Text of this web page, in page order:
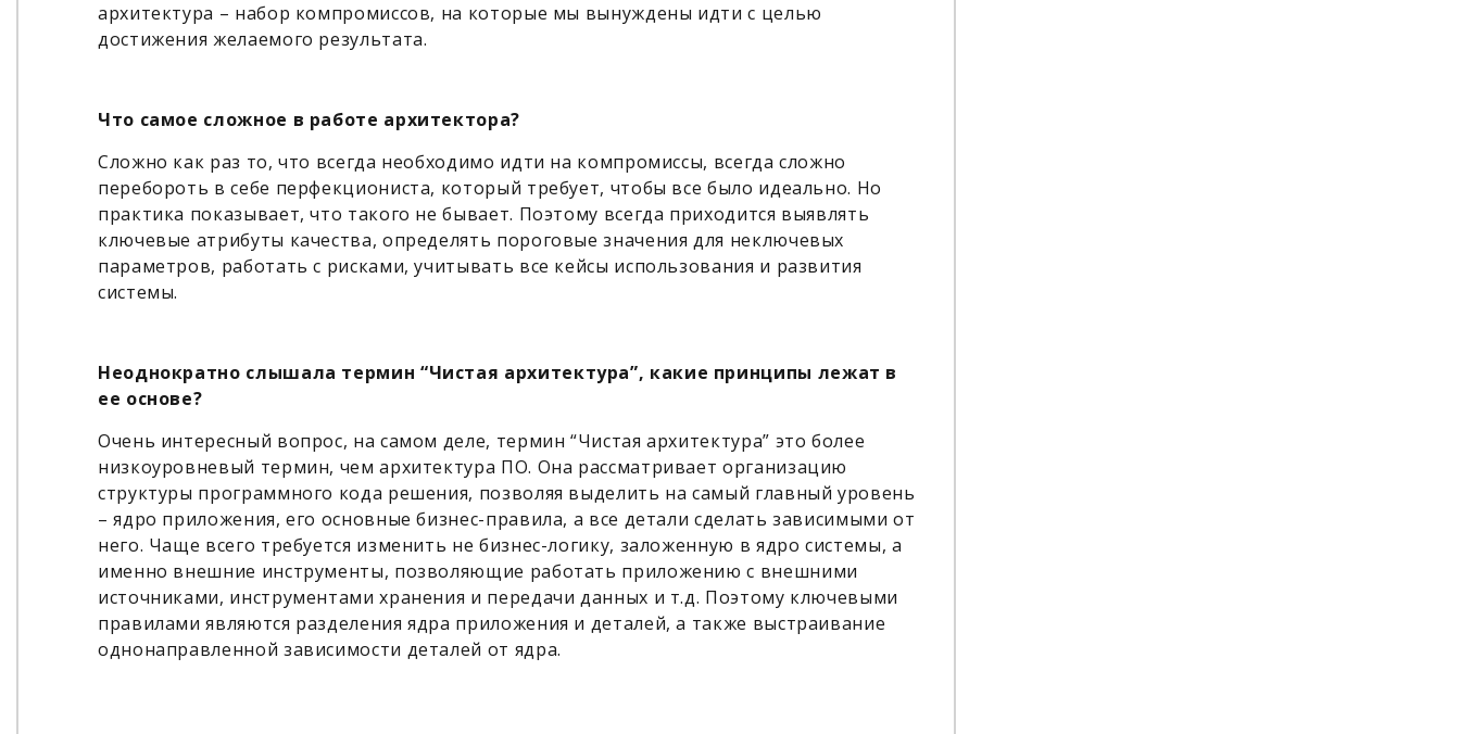
архитектура – набор компромиссов, на которые мы вынуждены идти с целью
достижения желаемого результата.
Что самое сложное в работе архитектора?
Сложно как раз то, что всегда необходимо идти на компромиссы, всегда сложно
перебороть в себе перфекциониста, который требует, чтобы все было идеально. Но
практика показывает, что такого не бывает. Поэтому всегда приходится выявлять
ключевые атрибуты качества, определять пороговые значения для неключевых
параметров, работать с рисками, учитывать все кейсы использования и развития
системы.
Неоднократно слышала термин “Чистая архитектура”, какие принципы лежат в
ее основе?
Очень интересный вопрос, на самом деле, термин “Чистая архитектура” это более
низкоуровневый термин, чем архитектура ПО. Она рассматривает организацию
структуры программного кода решения, позволяя выделить на самый главный уровень
– ядро приложения, его основные бизнес-правила, а все детали сделать зависимыми от
него. Чаще всего требуется изменить не бизнес-логику, заложенную в ядро системы, а
именно внешние инструменты, позволяющие работать приложению с внешними
источниками, инструментами хранения и передачи данных и т.д. Поэтому ключевыми
правилами являются разделения ядра приложения и деталей, а также выстраивание
однонаправленной зависимости деталей от ядра.